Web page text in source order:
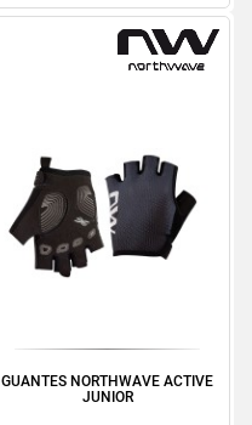
GUANTES NORTHWAVE ACTIVE
JUNIOR